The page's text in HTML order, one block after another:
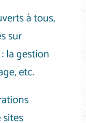
à tous,
sur
la gestion
etc.
sites